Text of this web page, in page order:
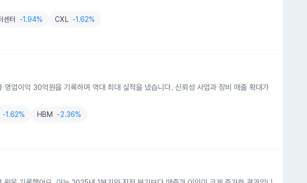
센터 -1.94% CXL -1.62%
업이익 30억원을 기록하며 역대 최대 실적을 냈습니다. 신뢰성 사업과 장비 매출 확대가
-1.62% HBM -2.36%